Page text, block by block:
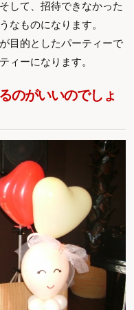
して、招待できなかった
なものになります。
目的としたパーティーで
ィーになります。
のがいいのでしょ